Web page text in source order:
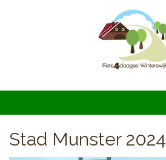
Stad Munster 2024